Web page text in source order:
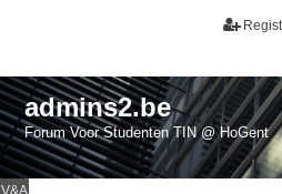
admins2.be
Forum Voor Studenten TIN @ HoGent
V&A